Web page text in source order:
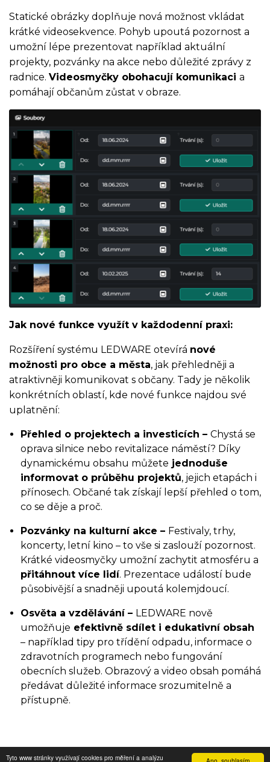
Tyto www stránky využívají cookies pro měření a analýzu
Statické obrázky doplňuje nová možnost vkládat
krátké videosekvence. Pohyb upoutá pozornost a
umožní lépe prezentovat například aktuální
projekty, pozvánky na akce nebo důležité zprávy z
radnice. Videosmyčky obohacují komunikaci a
pomáhají občanům zůstat v obraze.
Jak nové funkce využít v každodenní praxi:
Rozšíření systému LEDWARE otevírá nové
možnosti pro obce a města, jak přehledněji a
atraktivněji komunikovat s občany. Tady je několik
konkrétních oblastí, kde nové funkce najdou své
uplatnění:
Přehled o projektech a investicích – Chystá se
oprava silnice nebo revitalizace náměstí? Díky
dynamickému obsahu můžete jednoduše
informovat o průběhu projektů, jejich etapách i
přínosech. Občané tak získají lepší přehled o tom,
co se děje a proč.
Pozvánky na kulturní akce – Festivaly, trhy,
koncerty, letní kino – to vše si zaslouží pozornost.
Krátké videosmyčky umožní zachytit atmosféru a
přitáhnout více lidí. Prezentace událostí bude
působivější a snadněji upoutá kolemjdoucí.
Osvěta a vzdělávání – LEDWARE nově
umožňuje efektivně sdílet i edukativní obsah
– například tipy pro třídění odpadu, informace o
zdravotních programech nebo fungování
obecních služeb. Obrazový a video obsah pomáhá
předávat důležité informace srozumitelně a
přístupně.